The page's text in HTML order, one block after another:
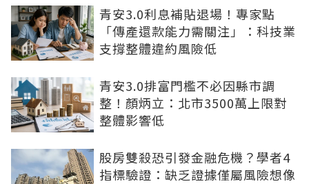
青安3.0利息補貼退場！專家點
「傳產還款能力需關注」：科技業
支撐整體違約風險低
青安3.0排富門檻不必因縣市調
整！顏炳立：北市3500萬上限對
整體影響低
股房雙殺恐引發金融危機？學者4
指標驗證：缺乏證據僅屬風險想像